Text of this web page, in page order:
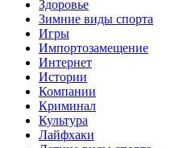
Здоровье
Зимние виды спорта
Игры
Импортозамещение
Интернет
Истории
Компании
Криминал
Культура
Лайфхаки